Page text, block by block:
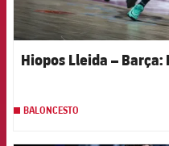
Hiopos Lleida –
BALONCESTO